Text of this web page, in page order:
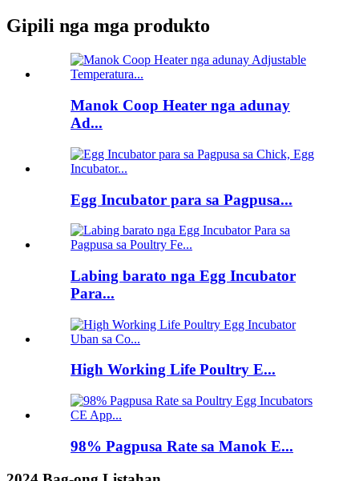
Gipili nga mga produkto
Manok Coop Heater nga adunay
Ad...
Egg Incubator para sa Pagpusa...
Labing barato nga Egg Incubator
Para...
High Working Life Poultry E...
98% Pagpusa Rate sa Manok E...